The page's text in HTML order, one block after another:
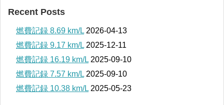
Recent Posts
燃費記録 8.69 km/L 2026-04-13
燃費記録 9.17 km/L 2025-12-11
燃費記録 16.19 km/L 2025-09-10
燃費記録 7.57 km/L 2025-09-10
燃費記録 10.38 km/L 2025-05-23